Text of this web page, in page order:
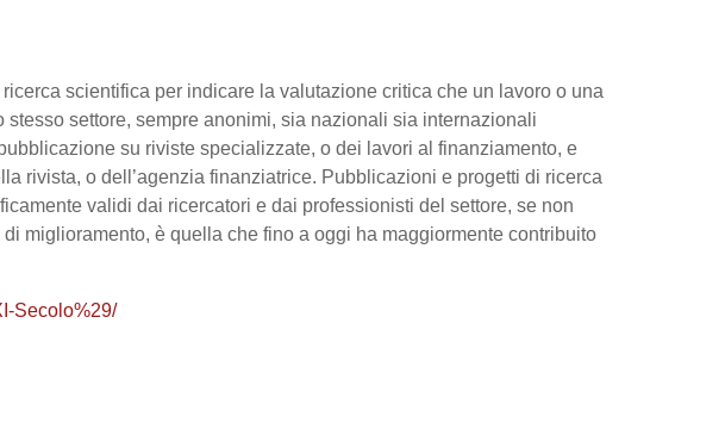
scientifica per indicare la valutazione critica che un lavoro o una
settore, sempre anonimi, sia nazionali sia internazionali
su riviste specializzate, o dei lavori al finanziamento, e
rivista, o dell’agenzia finanziatrice. Pubblicazioni e progetti di ricerca
validi dai ricercatori e dai professionisti del settore, se non
miglioramento, è quella che fino a oggi ha maggiormente contribuito
Secolo%29/